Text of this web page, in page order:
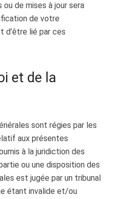
de mises à jour sera
de votre
lié par ces
et de la
sont régies par les
aux présentes
à la juridiction des
ou une disposition des
est jugée par un tribunal
étant invalide et/ou